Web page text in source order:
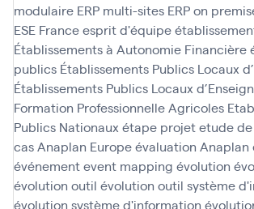
modulaire ERP multi-sites ERP on
ESE Franceesprit d'équipe
Établissements à Autonomie Financière
publics Établissements Publics Locaux
Établissements Publics Locaux
Formation Professionnelle Agricoles
Publics Nationaux étape projetetude
cas Anaplan Europeévaluation Anaplan
événementevent mapping évolution
évolution outil évolution outil système
évolution système d'information